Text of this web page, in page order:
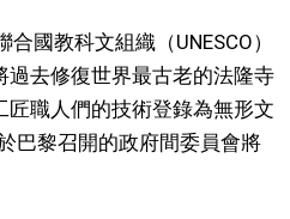
國教科文組織（UNESCO）
過去修復世界最古老的法隆寺
職人們的技術登錄為無形文
巴黎召開的政府間委員會將